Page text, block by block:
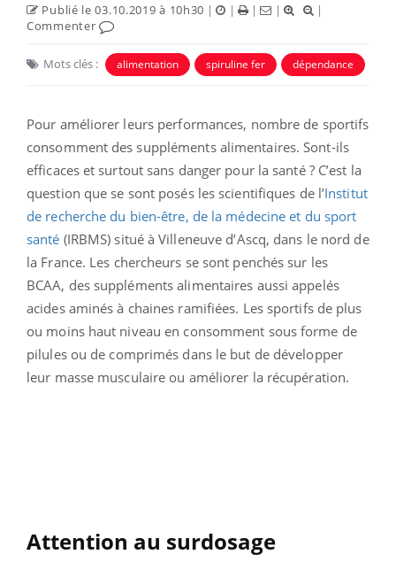
Publié le 03.10.2019 à 10h30 | | | |
|
Commenter
Mots clés : alimentation spiruline fer dépendance
Pour améliorer leurs performances, nombre de sportifs
consomment des suppléments alimentaires. Sont-ils
efficaces et surtout sans danger pour la santé ? C’est la
question que se sont posés les scientifiques de l’Institut
de recherche du bien-être, de la médecine et du sport
santé (IRBMS) situé à Villeneuve d’Ascq, dans le nord de
la France. Les chercheurs se sont penchés sur les
BCAA, des suppléments alimentaires aussi appelés
acides aminés à chaines ramifiées. Les sportifs de plus
ou moins haut niveau en consomment sous forme de
pilules ou de comprimés dans le but de développer
leur masse musculaire ou améliorer la récupération.
Attention au surdosage